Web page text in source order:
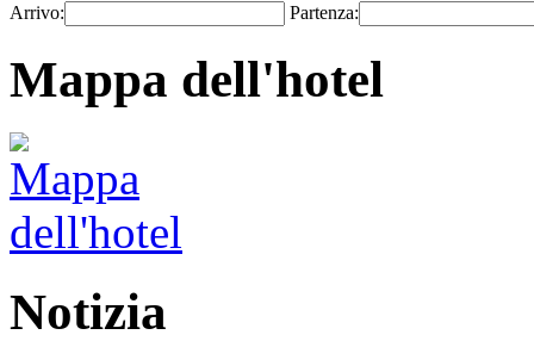
Arrivo: Partenza:
Mappa dell'hotel
Notizia